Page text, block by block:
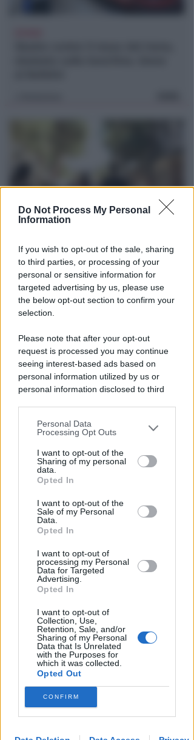
Do Not Process My Personal
Information
If you wish to opt-out of the sale, sharing
to third parties, or processing of your
personal or sensitive information for
targeted advertising by us, please use
the below opt-out section to confirm your
selection.
Please note that after your opt-out
request is processed you may continue
seeing interest-based ads based on
personal information utilized by us or
personal information disclosed to third
You may separately opt-out of the further
disclosure of your personal information
by third parties on the IAB’s list of
downstream participants.
by us to third parties on the IAB’s List of
Downstream Participants that may
further disclose it to other third parties.
Personal Data
Processing Opt Outs
I want to opt-out of the
Sharing of my personal
data.
Opted In
I want to opt-out of the
Sale of my Personal
Data.
Opted In
I want to opt-out of
processing my Personal
Data for Targeted
Advertising.
Opted In
I want to opt-out of
Collection, Use,
Retention, Sale, and/or
Sharing of my Personal
Data that Is Unrelated
with the Purposes for
which it was collected.
Opted Out
CONFIRM
Sicurezza a Riccione. Azione: si
è scelto di negare i problemi e
non affrontarli
diRedazione
CALDO E CIELO SERENO
Meteo: per la settimana di
ferragosto poche novità
all'orizzonte
Redazione
DI NUOVO ACCESSIBILE DA MAGGIO
Il Bosco delle Grazie: a
Covignano un luogo per
rifugiarsi nella natura
Redazione